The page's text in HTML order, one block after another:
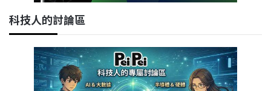
科技人的討論區